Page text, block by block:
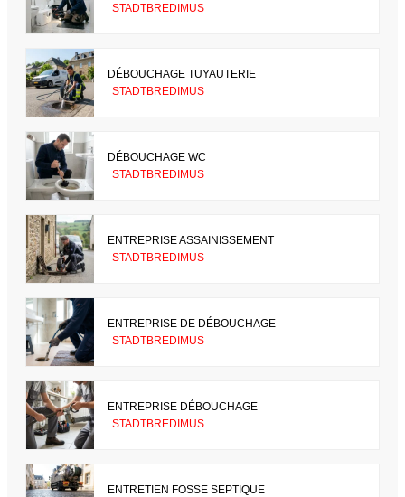
STADTBREDIMUS
DÉBOUCHAGE TUYAUTERIE
STADTBREDIMUS
DÉBOUCHAGE WC
STADTBREDIMUS
ENTREPRISE ASSAINISSEMENT
STADTBREDIMUS
ENTREPRISE DE DÉBOUCHAGE
STADTBREDIMUS
ENTREPRISE DÉBOUCHAGE
STADTBREDIMUS
ENTRETIEN FOSSE SEPTIQUE